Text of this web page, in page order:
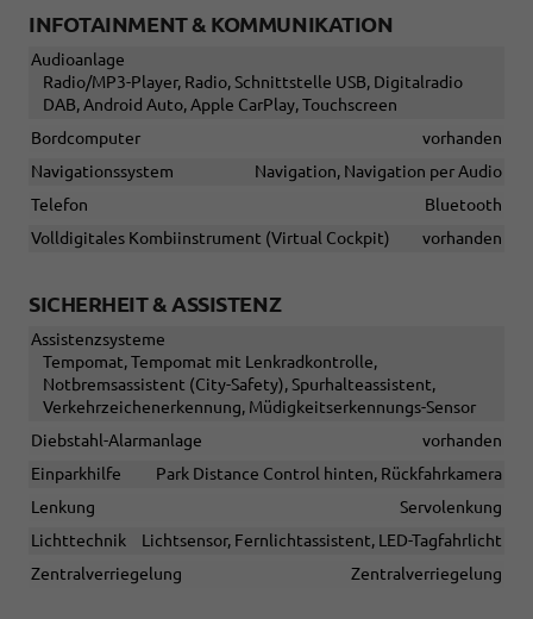
INFOTAINMENT & KOMMUNIKATION
Audioanlage
Radio/MP3-Player, Radio, Schnittstelle USB, Digitalradio
DAB, Android Auto, Apple CarPlay, Touchscreen
Bordcomputer
vorhanden
Navigationssystem
Navigation, Navigation per Audio
Telefon
Bluetooth
Volldigitales Kombiinstrument (Virtual Cockpit)
vorhanden
SICHERHEIT & ASSISTENZ
Assistenzsysteme
Tempomat, Tempomat mit Lenkradkontrolle,
Notbremsassistent (City-Safety), Spurhalteassistent,
Verkehrzeichenerkennung, Müdigkeitserkennungs-Sensor
Diebstahl-Alarmanlage
vorhanden
Einparkhilfe
Park Distance Control hinten, Rückfahrkamera
Lenkung
Servolenkung
Lichttechnik
Lichtsensor, Fernlichtassistent, LED-Tagfahrlicht
Zentralverriegelung
Zentralverriegelung